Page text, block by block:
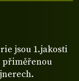
jsou 1.jakosti
přiměřenou